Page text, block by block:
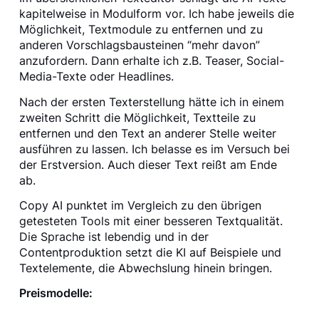
kapitelweise in Modulform vor. Ich habe jeweils die
Möglichkeit, Textmodule zu entfernen und zu
anderen Vorschlagsbausteinen “mehr davon”
anzufordern. Dann erhalte ich z.B. Teaser, Social-
Media-Texte oder Headlines.
Nach der ersten Texterstellung hätte ich in einem
zweiten Schritt die Möglichkeit, Textteile zu
entfernen und den Text an anderer Stelle weiter
ausführen zu lassen. Ich belasse es im Versuch bei
der Erstversion. Auch dieser Text reißt am Ende
ab.
Copy AI punktet im Vergleich zu den übrigen
getesteten Tools mit einer besseren Textqualität.
Die Sprache ist lebendig und in der
Contentproduktion setzt die KI auf Beispiele und
Textelemente, die Abwechslung hinein bringen.
Preismodelle: